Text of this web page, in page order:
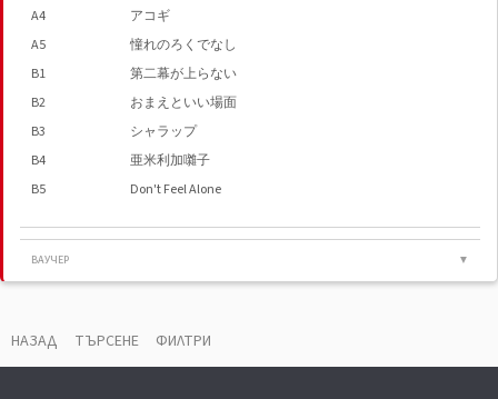
A4
アコギ
A5
憧れのろくでなし
B1
第二幕が上らない
B2
おまえといい場面
B3
シャラップ
B4
亜米利加囃子
B5
Don't Feel Alone
ВАУЧЕР ▼
Manufactured By Victor Musical Industries, Inc.
НАЗАД ТЪРСЕНЕ ФИЛТРИ